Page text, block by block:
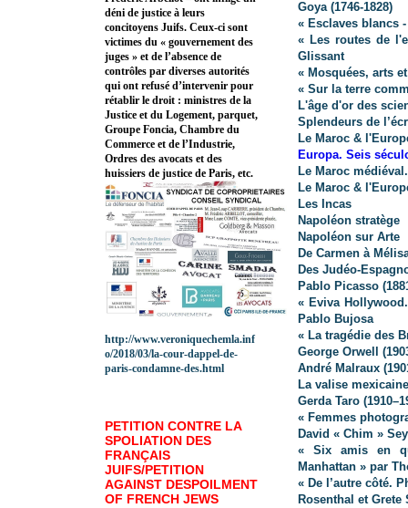
Goya (1746-1828)
« Esclaves blancs
« Les routes de
Glissant
« Mosquées, arts
« Sur la terre
L'âge d'or des
Splendeurs de
Le Maroc &
Europa. Seis
Le Maroc
Le Maroc &
Les Incas
Napoléon stratège
Napoléon sur Arte
De Carmen à
Des Judéo-
Pablo Picasso
« Eviva
Pablo Bujosa
« La tragédie des
George Orwell
André Malraux
La valise
Gerda Taro
« Femmes
David « Chim »
« Six amis en
Manhattan » par
« De l’autre côté.
Rosenthal et Grete
déni de justice à leurs
concitoyens Juifs. Ceux-ci sont
victimes du « gouvernement des
juges » et de l’absence de
contrôles par diverses autorités
qui ont refusé d’intervenir pour
rétablir le droit : ministres de la
Justice et du Logement, parquet,
Groupe Foncia, Chambre du
Commerce et de l’Industrie,
Ordres des avocats et des
huissiers de justice de Paris, etc.
http://www.veroniquechemla.inf
o/2018/03/la-cour-dappel-de-
paris-condamne-des.html
PETITION CONTRE LA
SPOLIATION DES
FRANÇAIS
JUIFS/PETITION
AGAINST DESPOILMENT
OF FRENCH JEWS